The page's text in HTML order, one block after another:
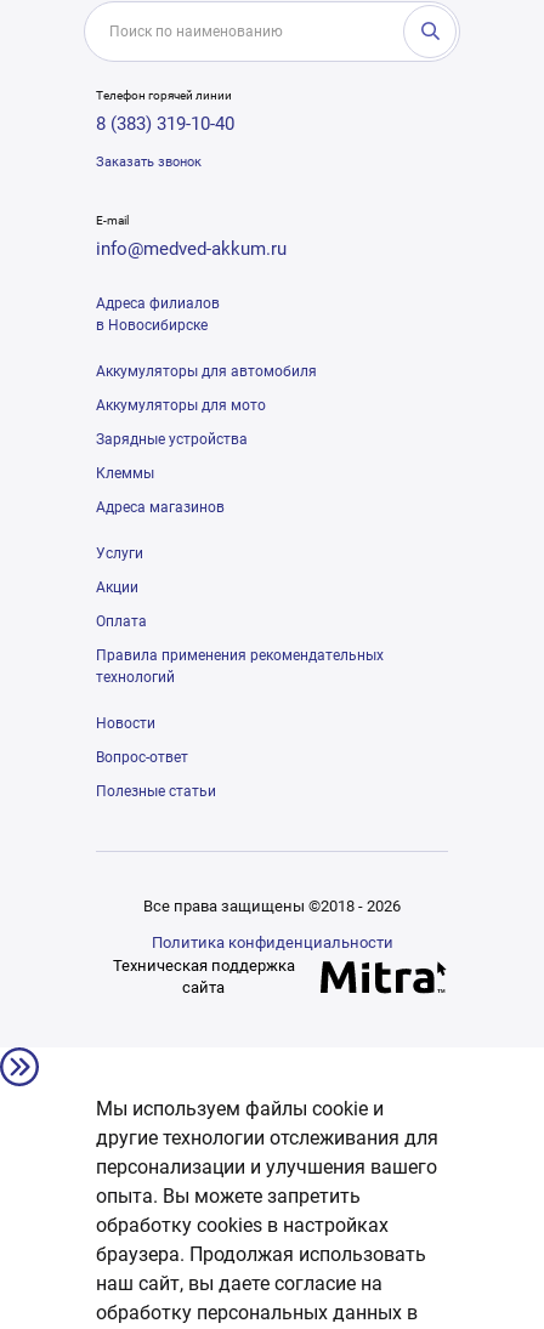
Телефон горячей линии
8 (383) 319-10-40
Заказать звонок
E-mail
info@medved-akkum.ru
Адреса филиалов
в Новосибирске
Аккумуляторы для автомобиля
Аккумуляторы для мото
Зарядные устройства
Клеммы
Адреса магазинов
Услуги
Акции
Оплата
Правила применения рекомендательных
технологий
Новости
Вопрос-ответ
Полезные статьи
Все права защищены ©2018 - 2026
Политика конфиденциальности
Техническая поддержка
сайта
Мы используем файлы cookie и
другие технологии отслеживания для
персонализации и улучшения вашего
опыта. Вы можете запретить
обработку сookies в настройках
браузера. Продолжая использовать
наш сайт, вы даете согласие на
обработку персональных данных в